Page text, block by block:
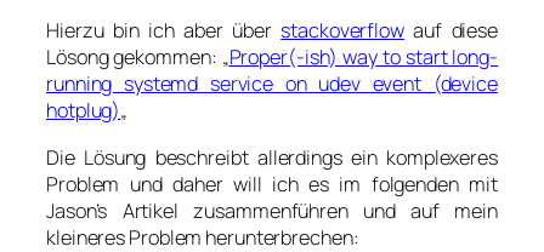
Hierzu bin ich aber über stackoverflowauf diese
Lösong gekommen: „Proper(-ish) way to start long-
running systemd service on udev event (device
hotplug)„
Die Lösung beschreibt allerdings ein komplexeres
Problem und daher will ich es im folgenden mit
Jason’s Artikel zusammenführen und auf mein
kleineres Problem herunterbrechen: